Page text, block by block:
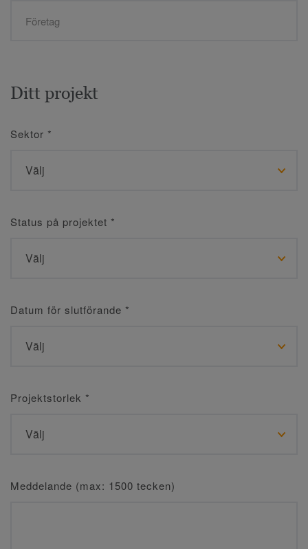
Ditt projekt
Sektor *
Status på projektet *
Datum för slutförande *
Projektstorlek *
Meddelande (max: 1500 tecken)